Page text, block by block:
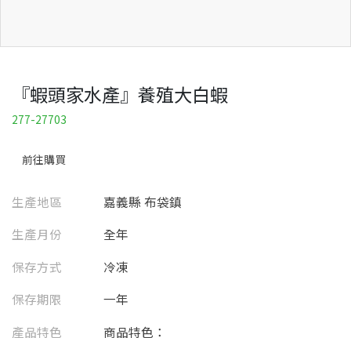
『蝦頭家水產』養殖大白蝦
277-27703
前往購買
生產地區
嘉義縣 布袋鎮
生產月份
全年
保存方式
冷凍
保存期限
一年
產品特色
商品特色：